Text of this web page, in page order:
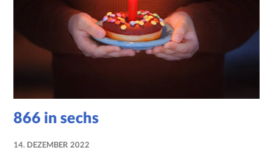
866 in sechs
14. DEZEMBER 2022